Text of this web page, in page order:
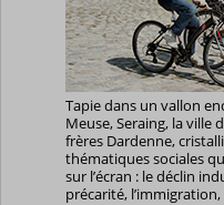
Tapie dans un vallon
Meuse, Seraing, la ville
frères Dardenne,
thématiques sociales
sur l’écran : le déclin
précarité, l’immigration,